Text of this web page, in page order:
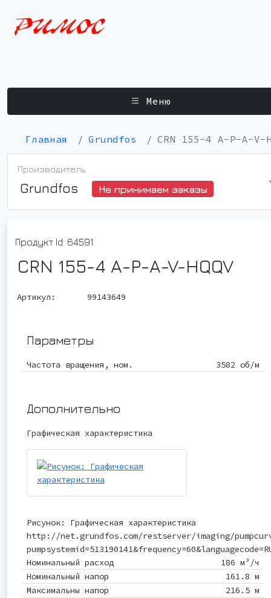
Меню
Главная Grundfos CRN 155-4 A-P-A-V-
Производитель:
Grundfos Не принимаем заказы
Продукт Id: 64591
CRN 155-4 A-P-A-V-HQQV
Артикул: 99143649
Параметры
Частота вращения, ном. 3582 об/м
Дополнительно
Графическая характеристика
Рисунок: Графическая характеристика
http://net.grundfos.com/restserver/imaging/
Номинальный расход
186 м³/ч
Номинальный напор
161.8 м
Максимальны напор
216.5 м